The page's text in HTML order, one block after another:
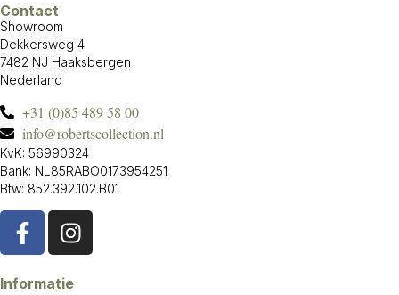
Contact
Showroom
Dekkersweg 4
7482 NJ Haaksbergen
Nederland
+31 (0)85 489 58 00
info@robertscollection.nl
KvK: 56990324
Bank: NL85RABO0173954251
Btw: 852.392.102.B01
Informatie